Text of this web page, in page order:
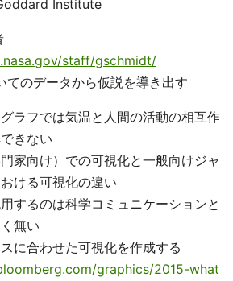
Institute
staff/gschmidt/
てのデータから仮説を導き出す
ラフでは気温と人間の活動の相互作
きない
家向け）での可視化と一般向けジャ
ける可視化の違い
するのは科学コミュニケーションと
無い
に合わせた可視化を作成する
graphics/2015-what